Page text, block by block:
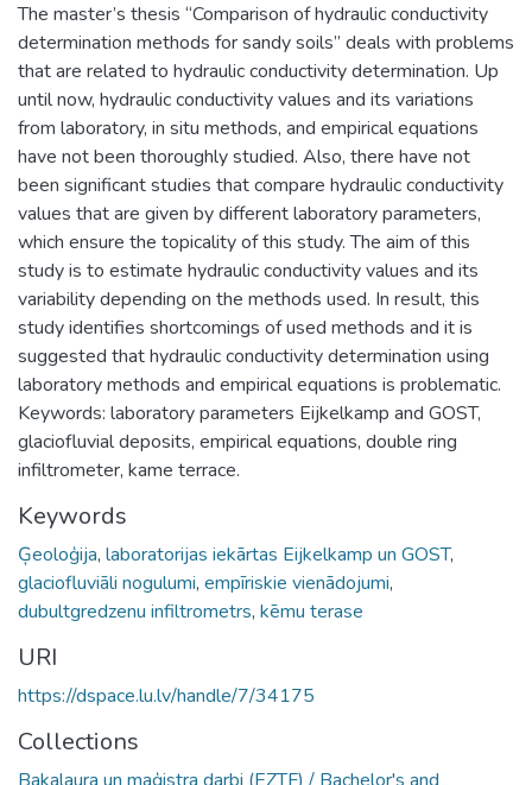
The master’s thesis “Comparison of hydraulic conductivity
determination methods for sandy soils” deals with problems
that are related to hydraulic conductivity determination. Up
until now, hydraulic conductivity values and its variations
from laboratory, in situ methods, and empirical equations
have not been thoroughly studied. Also, there have not
been significant studies that compare hydraulic conductivity
values that are given by different laboratory parameters,
which ensure the topicality of this study. The aim of this
study is to estimate hydraulic conductivity values and its
variability depending on the methods used. In result, this
study identifies shortcomings of used methods and it is
suggested that hydraulic conductivity determination using
laboratory methods and empirical equations is problematic.
Keywords: laboratory parameters Eijkelkamp and GOST,
glaciofluvial deposits, empirical equations, double ring
infiltrometer, kame terrace.
Keywords
Ģeoloģija, laboratorijas iekārtas Eijkelkamp un GOST,
glaciofluviāli nogulumi, empīriskie vienādojumi,
dubultgredzenu infiltrometrs, kēmu terase
URI
https://dspace.lu.lv/handle/7/34175
Collections